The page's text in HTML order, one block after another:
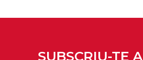
SUBSCRIU-TE A